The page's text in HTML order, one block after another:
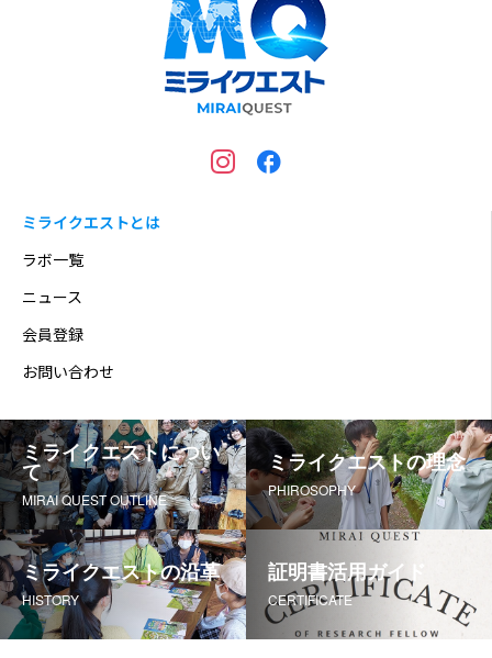
ミライクエストとは
ラボ一覧
ニュース
会員登録
お問い合わせ
ミライクエストについ
て
MIRAI QUEST OUTLINE
ミライクエストの理念
PHIROSOPHY
ミライクエストの沿革
HISTORY
証明書活用ガイド
CERTIFICATE